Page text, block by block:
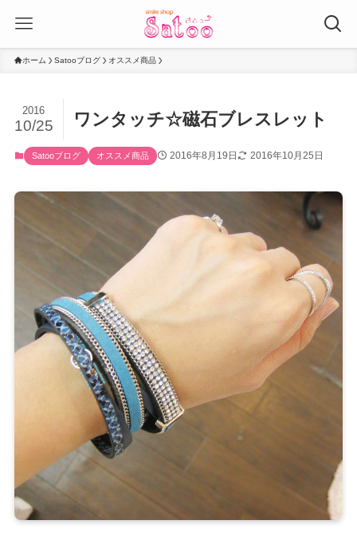
ホーム Satooブログ オススメ商品
ワンタッチ☆磁石ブレスレット
2016
10/25
Satooブログ オススメ商品 2016年8月19日 2016年10月25日